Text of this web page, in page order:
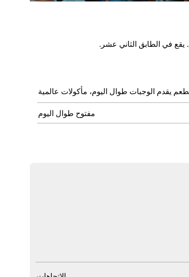
يقع في الطابق الثاني عشر.
يقدم الوجبات طوال اليوم، مأكولات عالمية
مفتوح طوال اليوم